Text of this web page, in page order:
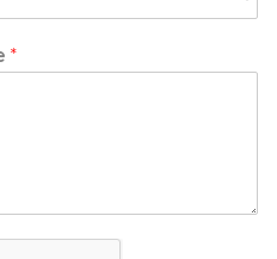
*